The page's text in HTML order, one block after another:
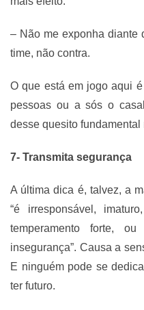
– Não me exponha diante
time, não contra.
O que está em jogo aqui
pessoas ou a sós o
desse quesito fundamental
7- Transmita segurança
A última dica é, talvez, a
“é irresponsável,
temperamento forte,
insegurança”. Causa a
E ninguém pode se
ter futuro.